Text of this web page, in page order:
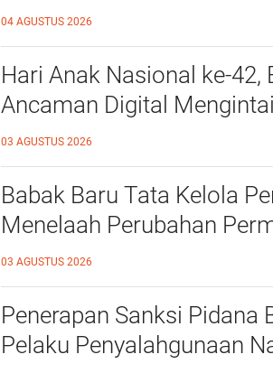
Kalidawir
04 AGUSTUS 2026
Hari Anak Nasional ke-42,
Ancaman Digital
Ahmad Baharudin Ajak
Ramah Anak
03 AGUSTUS 2026
Babak Baru Tata Kelola
Menelaah Perubahan
39/2025 Menjadi No. 10/
03 AGUSTUS 2026
Penerapan Sanksi Pidana
Pelaku Penyalahgunaan